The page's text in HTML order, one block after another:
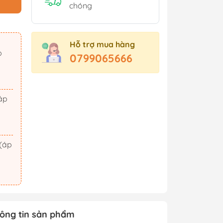
Sách Ôn Thi Đại Học
Xem thêm
Triển
Xúc
Dục
chóng
Hỗ trợ mua hàng
0799065666
tin sản phẩm